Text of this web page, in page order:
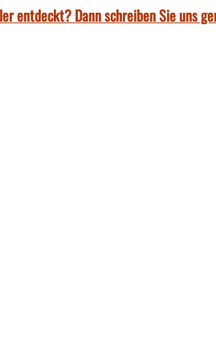
entdeckt? Dann schreiben Sie uns